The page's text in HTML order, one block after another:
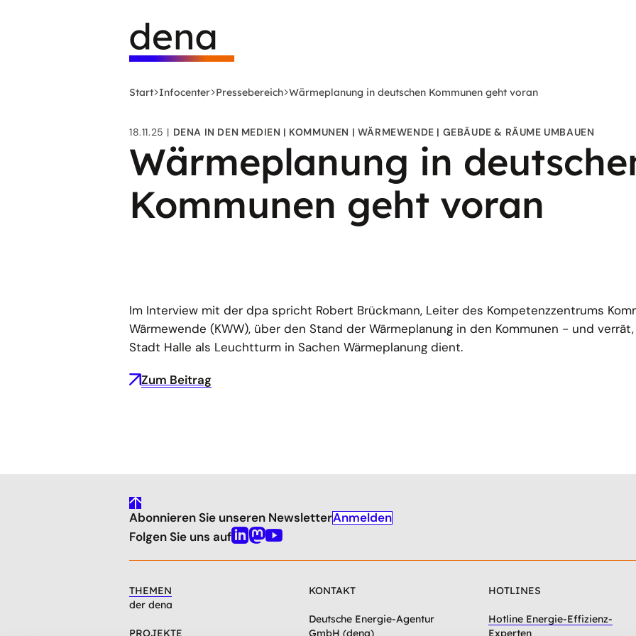
Deutsche
Energie-
Agentur
-
Startseite
Start Infocenter Pressebereich Wärmeplanung in deutschen Kommunen geht voran
18.11.25 DENA IN DEN MEDIEN KOMMUNEN WÄRMEWENDE GEBÄUDE & RÄUME UMBAUEN
Wärmeplanung in
Kommunen geht voran
Im Interview mit der dpa spricht Robert Brückmann, Leiter des Kompetenzzentrums
Wärmewende (KWW), über den Stand der Wärmeplanung in den Kommunen - und
Stadt Halle als Leuchtturm in Sachen Wärmeplanung dient.
Zum Beitrag
gehe
nach
oben
Abonnieren Sie unseren NewsletterAnmelden
Folgen Sie uns aufLinkedin
Mastodon
Youtube
THEMEN
der dena
PROJEKTE
KONTAKT
Deutsche Energie-Agentur
GmbH (dena)
HOTLINES
Hotline Energie-Effizienz-
Experten